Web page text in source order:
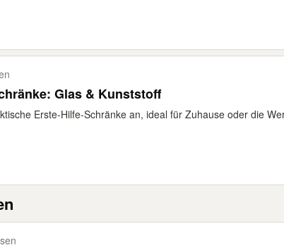
Glas & Kunststoff
Erste-Hilfe-Schränke an, ideal für Zuhause oder die